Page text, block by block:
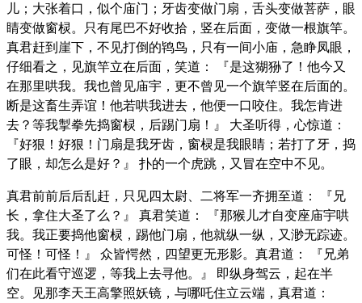
儿；大张着口，似个庙门；牙齿变做门扇，舌头变做菩萨，眼
睛变做窗棂。只有尾巴不好收拾，竖在后面，变做一根旗竿。
真君赶到崖下，不见打倒的鸨鸟，只有一间小庙，急睁凤眼，
仔细看之，见旗竿立在后面，笑道： 『是这猢狲了！他今又
在那里哄我。我也曾见庙宇，更不曾见一个旗竿竖在后面的。
断是这畜生弄谊！他若哄我进去，他便一口咬住。我怎肯进
去？等我掣拳先捣窗棂，后踢门扇！』 大圣听得，心惊道：
『好狠！好狠！门扇是我牙齿，窗棂是我眼睛；若打了牙，捣
了眼，却怎么是好？』 扑的一个虎跳，又冒在空中不见。
真君前前后后乱赶，只见四太尉、二将军一齐拥至道： 『兄
长，拿住大圣了么？』 真君笑道： 『那猴儿才自变座庙宇哄
我。我正要捣他窗棂，踢他门扇，他就纵一纵，又渺无踪迹。
可怪！可怪！』 众皆愕然，四望更无形影。真君道： 『兄弟
们在此看守巡逻，等我上去寻他。』 即纵身驾云，起在半
空。见那李天王高擎照妖镜，与哪吒住立云端，真君道：